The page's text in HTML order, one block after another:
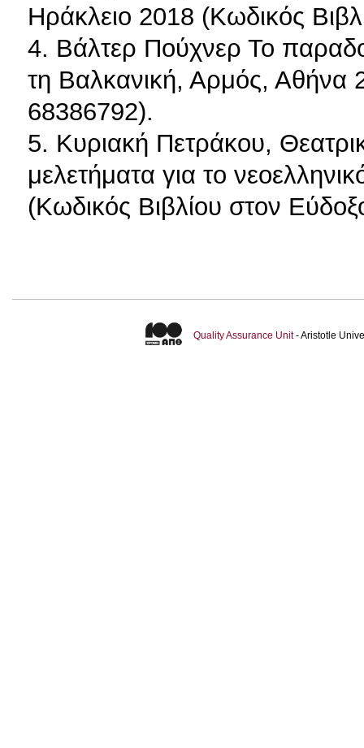
Ηράκλειο 2018 (Κωδικός
4. Βάλτερ Πούχνερ Το
τη Βαλκανική, Αρμός, Αθήνα
68386792).
5. Κυριακή Πετράκου,
μελετήματα για το
(Κωδικός Βιβλίου στον
Quality Assurance Unit- Aristotle